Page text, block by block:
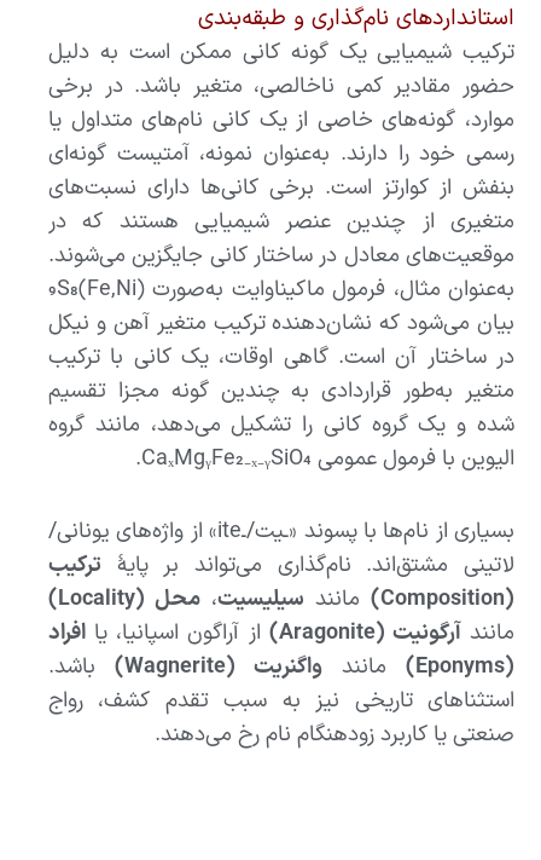
استانداردهای نام‌گذاری و طبقه‌بندی
ترکیب شیمیایی یک گونه کانی ممکن است به دلیل
حضور مقادیر کمی ناخالصی، متغیر باشد. در برخی
موارد، گونه‌های خاصی از یک کانی نام‌های متداول یا
رسمی خود را دارند. به‌عنوان نمونه، آمتیست گونه‌ای
بنفش از کوارتز است. برخی کانی‌ها دارای نسبت‌های
متغیری از چندین عنصر شیمیایی هستند که در
موقعیت‌های معادل در ساختار کانی جایگزین می‌شوند.
به‌عنوان مثال، فرمول ماکیناوایت به‌صورت (Fe,Ni)₉S₈
بیان می‌شود که نشان‌دهنده ترکیب متغیر آهن و نیکل
در ساختار آن است. گاهی اوقات، یک کانی با ترکیب
متغیر به‌طور قراردادی به چندین گونه مجزا تقسیم
شده و یک گروه کانی را تشکیل می‌دهد، مانند گروه
الیوین با فرمول عمومی CaₓMgᵧFe₂₋ₓ₋ᵧSiO₄.
بسیاری از نام‌ها با پسوند «ـیت/ـite» از واژه‌های یونانی/
لاتینی مشتق‌اند. نام‌گذاری می‌تواند بر پایهٔ ترکیب
(Composition)
مانند سیلیسیت، محل (Locality)
مانند آرگونیت (Aragonite) از آراگون اسپانیا، یا افراد
(Eponyms)
مانند واگنریت (Wagnerite)
باشد.
استثناهای تاریخی نیز به سبب تقدم کشف، رواج
صنعتی یا کاربرد زودهنگام نام رخ می‌دهند.